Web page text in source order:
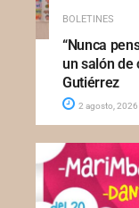
BOLETINES
“Nunca
un salón de
Gutiérrez
2 agosto, 2026